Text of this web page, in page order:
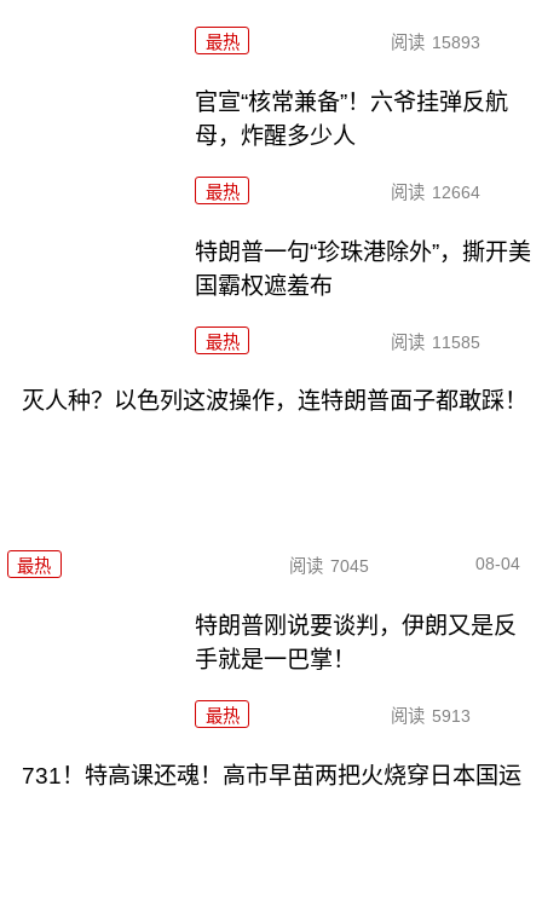
最热 阅读 15893
官宣“核常兼备”！六爷挂弹反航
母，炸醒多少人
最热 阅读 12664
特朗普一句“珍珠港除外”，撕开美
国霸权遮羞布
最热 阅读 11585
灭人种？以色列这波操作，连特朗普面子都敢踩！
最热 阅读 7045 08-04
特朗普刚说要谈判，伊朗又是反
手就是一巴掌！
最热 阅读 5913
731！特高课还魂！高市早苗两把火烧穿日本国运